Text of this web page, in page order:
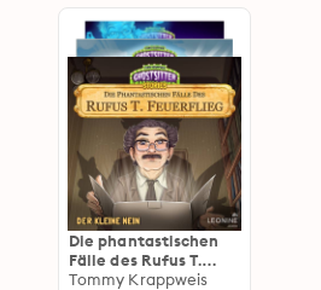
Die phantastischen
Fälle des Rufus T.
Feuerflieg
Tommy Krappweis